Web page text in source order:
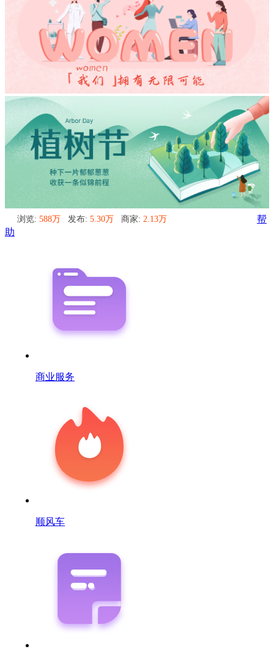
浏览: 588万 发布: 5.30万 商家: 2.13万
帮
助
商业服务
顺风车